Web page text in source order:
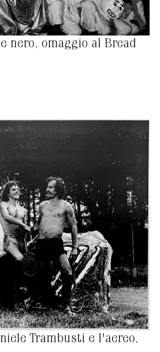
nero, omaggio al Bread
Trambusti e l'aereo,